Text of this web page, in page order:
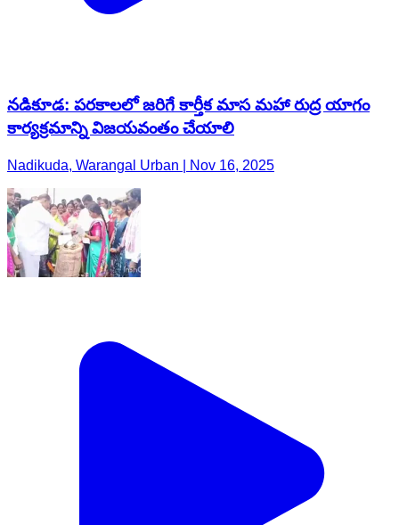
నడికూడ: పరకాలలో జరిగే కార్తీక మాస మహా రుద్ర యాగం
కార్యక్రమాన్ని విజయవంతం చేయాలి
Nadikuda, Warangal Urban | Nov 16, 2025